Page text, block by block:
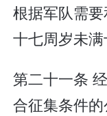
根据军队需
十七周岁未满
第二十一条
合征集条件的